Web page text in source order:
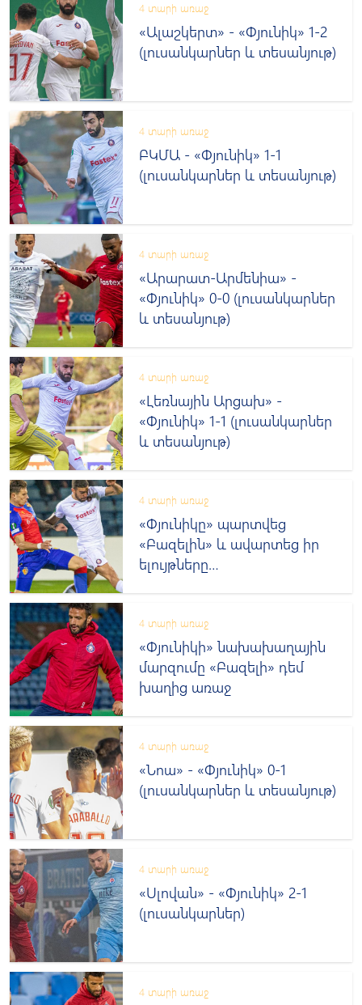
4 տարի առաջ
«Ալաշկերտ» - «Փյունիկ» 1-2
(լուսանկարներ և տեսանյութ)
4 տարի առաջ
ԲԿՄԱ - «Փյունիկ» 1-1
(լուսանկարներ և տեսանյութ)
4 տարի առաջ
«Արարատ-Արմենիա» -
«Փյունիկ» 0-0 (լուսանկարներ
և տեսանյութ)
4 տարի առաջ
«Լեռնային Արցախ» -
«Փյունիկ» 1-1 (լուսանկարներ
և տեսանյութ)
4 տարի առաջ
«Փյունիկը» պարտվեց
«Բազելին» և ավարտեց իր
ելույթները
4 տարի առաջ
«Փյունիկի» նախախաղային
մարզումը «Բազելի» դեմ
խաղից առաջ
4 տարի առաջ
«Նոա» - «Փյունիկ» 0-1
(լուսանկարներ և տեսանյութ)
4 տարի առաջ
«Սլովան» - «Փյունիկ» 2-1
(լուսանկարներ)
4 տարի առաջ